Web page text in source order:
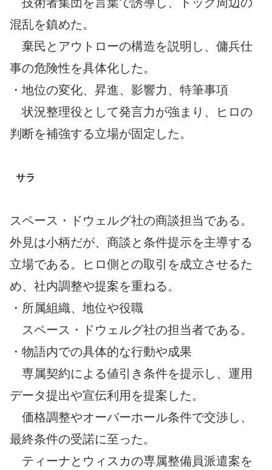
混乱を鎮めた。
棄民とアウトローの構造を説明し、傭兵仕
事の危険性を具体化した。
・地位の変化、昇進、影響力、特筆事項
状況整理役として発言力が強まり、ヒロの
判断を補強する立場が固定した。
サラ
スペース・ドウェルグ社の商談担当である。
外見は小柄だが、商談と条件提示を主導する
立場である。ヒロ側との取引を成立させるた
め、社内調整や提案を重ねる。
・所属組織、地位や役職
スペース・ドウェルグ社の担当者である。
・物語内での具体的な行動や成果
専属契約による値引き条件を提示し、運用
データ提出や宣伝利用を提案した。
価格調整やオーバーホール条件で交渉し、
最終条件の受諾に至った。
ティーナとウィスカの専属整備員派遣案を